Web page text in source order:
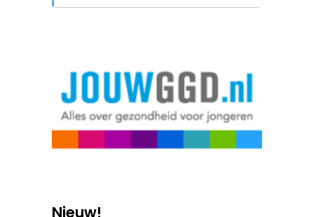
Nieuw!